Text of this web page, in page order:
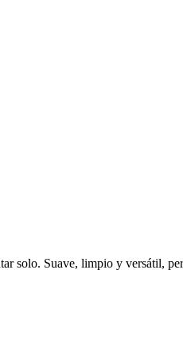
solo. Suave, limpio y versátil,